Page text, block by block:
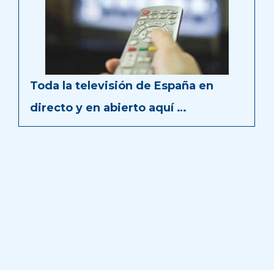
Toda la televisión de España en
directo y en abierto aquí …